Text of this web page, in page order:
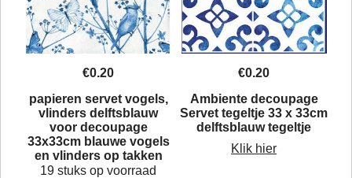
€0.20
papieren servet vogels,
vlinders delftsblauw
voor decoupage
33x33cm blauwe vogels
en vlinders op takken
19 stuks op voorraad
€0.20
Ambiente decoupage
Servet tegeltje 33 x 33cm
delftsblauw tegeltje
Klik hier